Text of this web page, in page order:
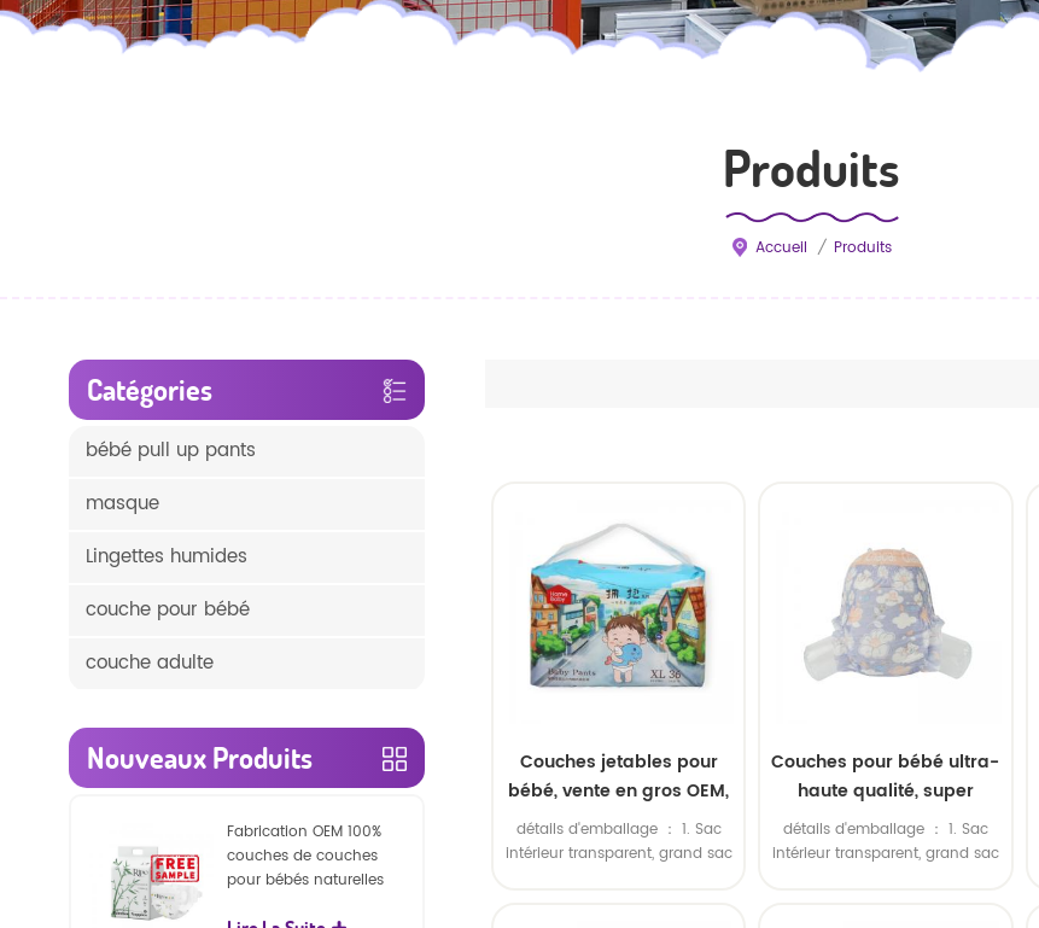
Produits
Accueil / Produits
Couches jetables pour
bébé, vente en gros OEM,
haute absorption,
protection anti-fuite,
détails d'emballage ： 1. Sac
intérieur transparent, grand sac
Couches pour bébé ultra-
haute qualité, super
absorbantes, anti-fuites,
respirantes, avec une
détails d'emballage ： 1. Sac
intérieur transparent, grand sac
Catégories
bébé pull up pants
masque
Lingettes humides
couche pour bébé
couche adulte
Nouveaux Produits
Fabrication OEM 100%
couches de couches
pour bébés naturelles